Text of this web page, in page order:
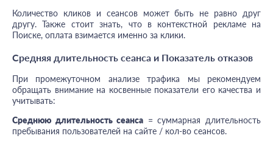
Количество кликов и сеансов может быть не равно друг
другу. Также стоит знать, что в контекстной рекламе на
Поиске, оплата взимается именно за клики.
Средняя длительность сеанса и Показатель отказов
При промежуточном анализе трафика мы рекомендуем
обращать внимание на косвенные показатели его качества и
учитывать:
Среднюю длительность сеанса = суммарная длительность
пребывания пользователей на сайте / кол-во сеансов.